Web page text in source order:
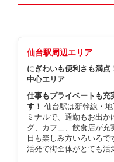
仙台駅周辺エリア
にぎわいも便利さも満点
中心エリア
仕事もプライベートも充
す！ 仙台駅は新幹線・
ミナルで、通勤もお出
グ、カフェ、飲食店が充
日も楽しみ方いろいろ
活発で街全体がとても活